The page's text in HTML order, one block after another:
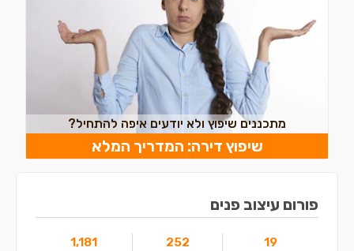
מתכננים שיפוץ ולא יודעים איפה להתחיל?
שיפוץ דירה: המדריך המלא
פורום עיצוב פנים
19
252
1,181